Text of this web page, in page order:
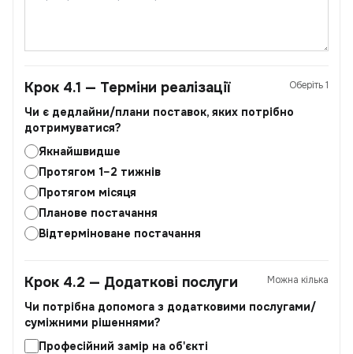
Крок 4.1 — Терміни реалізації Оберіть 1
Чи є дедлайни/плани поставок, яких потрібно
дотримуватися?
Якнайшвидше
Протягом 1–2 тижнів
Протягом місяця
Планове постачання
Відтерміноване постачання
Крок 4.2 — Додаткові послуги Можна кілька
Чи потрібна допомога з додатковими послугами/
суміжними рішеннями?
Професійний замір на об'єкті